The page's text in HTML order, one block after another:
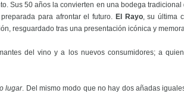
Sus 50 años la convierten en una bodega
para afrontar el futuro. El Rayo, su última
resguardado tras una presentación icónica y
del vino y a los nuevos consumidores; a
lugar. Del mismo modo que no hay dos añadas